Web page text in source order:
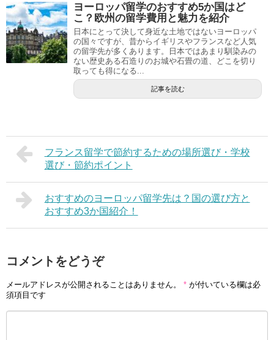
ヨーロッパ留学のおすすめ5か国はど
こ？欧州の留学費用と魅力を紹介
日本にとって決して身近な土地ではないヨーロッパ
の国々ですが、昔からイギリスやフランスなど人気
の留学先が多くあります。日本ではあまり馴染みの
ない歴史ある石造りのお城や石畳の道、どこを切り
取っても得になる...
記事を読む
フランス留学で節約するための場所選び・学校
選び・節約ポイント
おすすめのヨーロッパ留学先は？国の選び方と
おすすめ3か国紹介！
コメントをどうぞ
メールアドレスが公開されることはありません。 * が付いている欄は必
須項目です